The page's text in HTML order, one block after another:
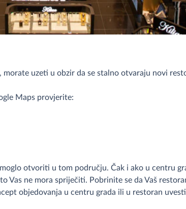
uzeti u obzir da se stalno otvaraju novi
Maps provjerite:
otvoriti u tom području. Čak i ako u centru
Vas ne mora spriječiti. Pobrinite se da Vaš
objedovanja u centru grada ili u restoran